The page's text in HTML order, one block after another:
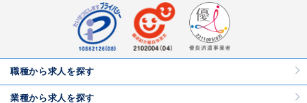
職種から求人を探す
業種から求人を探す